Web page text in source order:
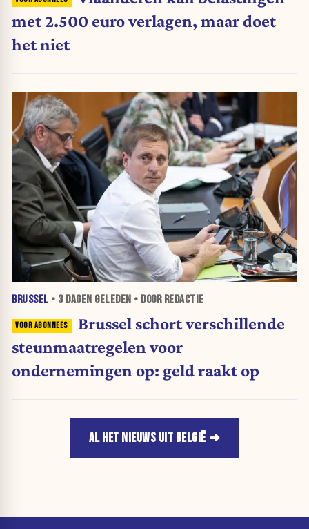
met 2.500 euro verlagen, maar doet
het niet
BRUSSEL • 3 DAGEN GELEDEN • DOOR REDACTIE
Brussel schort verschillende
steunmaatregelen voor
ondernemingen op: geld raakt op
AL HET NIEUWS UIT BELGIË